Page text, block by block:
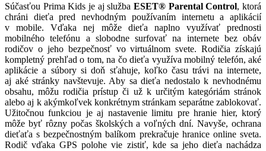
Súčasťou Prima Kids je aj služba ESET® Parental Control, ktorá
chráni dieťa pred nevhodným používaním internetu a aplikácií
v mobile. Vďaka nej môže dieťa naplno využívať prednosti
mobilného telefónu a slobodne surfovať na internete bez obáv
rodičov o jeho bezpečnosť vo virtuálnom svete. Rodičia získajú
kompletný prehľad o tom, na čo dieťa využíva mobilný telefón, aké
aplikácie a súbory si doň sťahuje, koľko času trávi na internete,
aj aké stránky navštevuje. Aby sa dieťa nedostalo k nevhodnému
obsahu, môžu rodičia prístup či už k určitým kategóriám stránok
alebo aj k akýmkoľvek konkrétnym stránkam separátne zablokovať.
Užitočnou funkciou je aj nastavenie limitu pre hranie hier, ktorý
môže byť rôzny počas školských a voľných dní. Navyše, ochrana
dieťaťa s bezpečnostným balíkom prekračuje hranice online sveta.
Rodič vďaka GPS polohe vie zistiť, kde sa jeho dieťa nachádza